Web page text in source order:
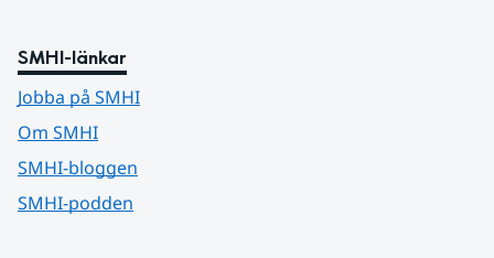
SMHI-länkar
Jobba på SMHI
Om SMHI
SMHI-bloggen
SMHI-podden